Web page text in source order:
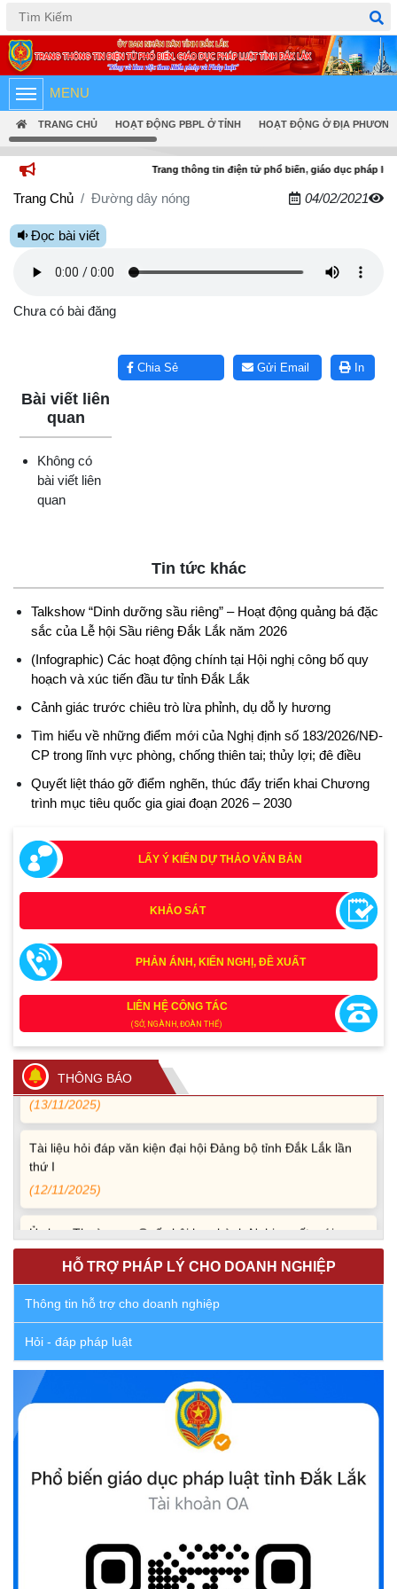
Tiếng Việt English
MENU
TRANG CHỦ HOẠT ĐỘNG PBPL Ở TỈNH HOẠT ĐỘNG Ở ĐỊA PHƯƠNG
Trang thông tin điện tử phổ biến, giáo dục pháp luật tỉnh Đắk
Trang Chủ Đường dây nóng 04/02/2021
Đọc bài viết
Chưa có bài đăng
In
Gửi Email
Chia Sẻ
Bài viết liên
quan
Không có
bài viết liên
quan
Tin tức khác
Talkshow “Dinh dưỡng sầu riêng” – Hoạt động quảng bá đặc
sắc của Lễ hội Sầu riêng Đắk Lắk năm 2026
(Infographic) Các hoạt động chính tại Hội nghị công bố quy
hoạch và xúc tiến đầu tư tỉnh Đắk Lắk
Cảnh giác trước chiêu trò lừa phỉnh, dụ dỗ ly hương
Tìm hiểu về những điểm mới của Nghị định số 183/2026/NĐ-
CP trong lĩnh vực phòng, chống thiên tai; thủy lợi; đê điều
Quyết liệt tháo gỡ điểm nghẽn, thúc đẩy triển khai Chương
trình mục tiêu quốc gia giai đoạn 2026 – 2030
LẤY Ý KIẾN DỰ THẢO VĂN BẢN
KHẢO SÁT
PHẢN ÁNH, KIẾN NGHỊ, ĐỀ XUẤT
LIÊN HỆ CÔNG TÁC
(SỞ, NGÀNH, ĐOÀN THỂ)
THÔNG BÁO
Tích cực tham gia góp ý, tuyên truyền dự thảo Bộ luật Hình
Quy định xử phạt vi phạm vi định giao thông đường bộ
theo Nghị định 168
(13/11/2025)
Tài liệu hỏi đáp văn kiện đại hội Đảng bộ tỉnh Đắk Lắk lần
thứ I
(12/11/2025)
Ủy ban Thường vụ Quốc hội ban hành Nghị quyết mới,
hoàn thiện quy trình bầu cử
(30/10/2025)
Quyết định ban hành danh sách thành viên Hội đồng phối
Đắk Lắk triển khai Cuộc vận động “Toàn dân rèn luyện
thân thể theo gương Bác Hồ vĩ đại” giai đoạn 2026-2030
Ủy ban Mặt trận Tổ quốc Việt Nam tỉnh kêu gọi vận động
ủng hộ đồng bào khắc phục thiệt hại do bão số 10 gây ra
UBND TỈNH ĐẮK LẮK KHUYẾN CÁO NGƯỜI DÂN TĂNG
HỖ TRỢ PHÁP LÝ CHO DOANH NGHIỆP
Thông tin hỗ trợ cho doanh nghiệp
Hỏi - đáp pháp luật